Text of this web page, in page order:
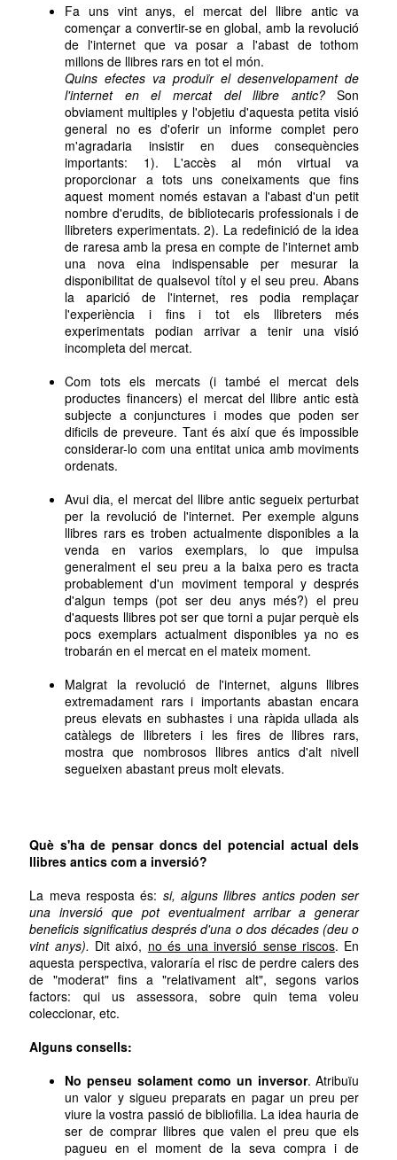
Fa uns vint anys, el mercat del llibre antic va
començar a convertir-se en global, amb la revolució
de l'internet que va posar a l'abast de tothom
millons de llibres rars en tot el món.
Quins efectes va produïr el desenvelopament de
l'internet en el mercat del llibre antic?Son
obviament multiples y l'objetiu d'aquesta petita visió
general no es d'oferir un informe complet pero
m'agradaria insistir en dues consequències
importants: 1). L'accès al món virtual va
proporcionar a tots uns coneixaments que fins
aquest moment només estavan a l'abast d'un petit
nombre d'erudits, de bibliotecaris professionals i de
llibreters experimentats. 2). La redefinició de la idea
de raresa amb la presa en compte de l'internet amb
una nova eina indispensable per mesurar la
disponibilitat de qualsevol títol y el seu preu. Abans
la aparició de l'internet, res podia remplaçar
l'experiència i fins i tot els llibreters més
experimentats podian arrivar a tenir una visió
incompleta del mercat.
Com tots els mercats (i també el mercat dels
productes financers) el mercat del llibre antic està
subjecte a conjunctures i modes que poden ser
dificils de preveure. Tant és així que és impossible
considerar-lo com una entitat unica amb moviments
ordenats.
Avui dia, el mercat del llibre antic segueix perturbat
per la revolució de l'internet. Per exemple alguns
llibres rars es troben actualmente disponibles a la
venda en varios exemplars, lo que impulsa
generalment el seu preu a la baixa pero es tracta
probablement d'un moviment temporal y després
d'algun temps (pot ser deu anys més?) el preu
d'aquests llibres pot ser que torni a pujar perquè els
pocs exemplars actualment disponibles ya no es
trobarán en el mercat en el mateix moment.
Malgrat la revolució de l'internet, alguns llibres
extremadament rars i importants abastan encara
preus elevats en subhastes i una ràpida ullada als
catàlegs de llibreters i les fires de llibres rars,
mostra que nombrosos llibres antics d'alt nivell
segueixen abastant preus molt elevats.
Què s'ha de pensar doncs del potencial actual dels
llibres antics com a inversió?
La meva resposta és: si, alguns llibres antics poden ser
una inversió que pot eventualment arribar a generar
beneficis significatius després d'una o dos décades (deu o
vint anys). Dit aixó, no és una inversió sense riscos. En
aquesta perspectiva, valoraría el risc de perdre calers des
de "moderat" fins a "relativament alt", segons varios
factors: qui us assessora, sobre quin tema voleu
coleccionar, etc.
Alguns consells:
No penseu solament como un inversor. Atribuïu
un valor y sigueu preparats en pagar un preu per
viure la vostra passió de bibliofilia. La idea hauria de
ser de comprar llibres que valen el preu que els
pagueu en el moment de la seva compra i de